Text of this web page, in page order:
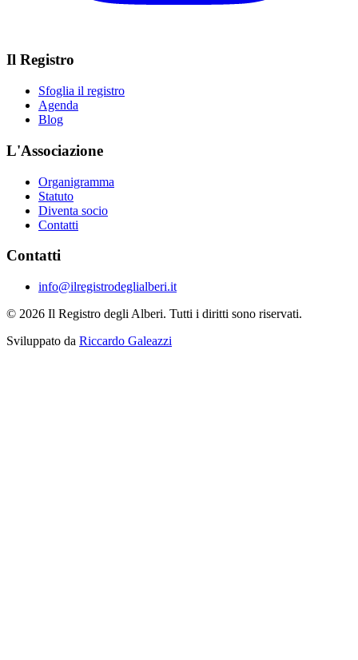
Il Registro
Sfoglia il registro
Agenda
Blog
L'Associazione
Organigramma
Statuto
Diventa socio
Contatti
Contatti
info@ilregistrodeglialberi.it
© 2026 Il Registro degli Alberi. Tutti i diritti sono riservati.
Sviluppato da Riccardo Galeazzi